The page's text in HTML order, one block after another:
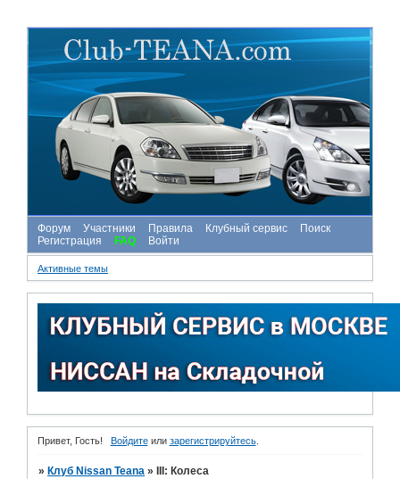
Форум Участники Правила Клубный сервис
Поиск
Регистрация
FAQ Войти
Активные темы
Привет, Гость! Войдитеили зарегистрируйтесь.
» Клуб Nissan Teana » III: Колеса